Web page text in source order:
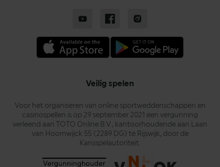
Veilig spelen
Voor het organiseren van online sportweddenschappen en
casinospellen is op 29 september 2021 een vergunning
verleend aan TOTO Online B.V., kantoorhoudende aan Laan
van Hoornwijck 55 (2289 DG) te Rijswijk, door de
Kansspelautoriteit.